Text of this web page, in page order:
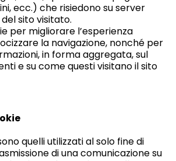
ecc.) che risiedono su server
sito visitato.
per migliorare l’esperienza
la navigazione, nonché per
in forma aggregata, sul
e su come questi visitano il sito
quelli utilizzati al solo fine di
di una comunicazione su